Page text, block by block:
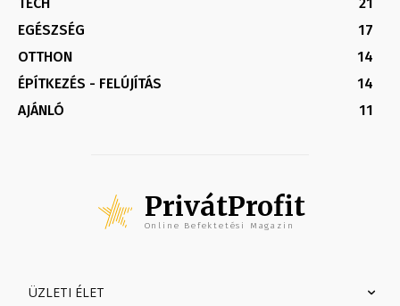
EGÉSZSÉG
17
OTTHON
14
ÉPÍTKEZÉS - FELÚJÍTÁS
14
AJÁNLÓ
11
PrivátProfit
Online Befektetési Magazin
ÜZLETI ÉLET